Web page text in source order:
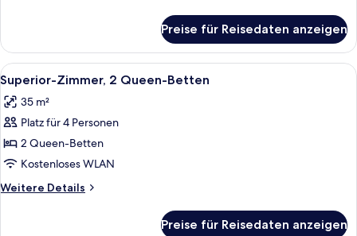
Zimmer,
1 King-
Bett
Preise für Reisedaten anzeigen
Alle
Fotos
für
Superior-
Zimmer,
2 Queen-
Betten
anzeigen
Ein Hotelzimmer mit zwei Betten,
7
Superior-Zimmer, 2 Queen-Betten
35 m²
Platz für 4 Personen
2 Queen-Betten
Kostenloses WLAN
Weitere Details
Weitere
Preise für Reisedaten anzeigen